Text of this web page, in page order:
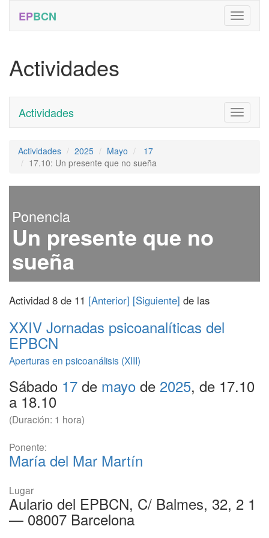
EPBCN
Actividades
Toggle
Actividades
Actividades 2025 Mayo
17
17.10: Un presente que no sueña
Ponencia
Un presente que no
sueña
Actividad 8 de 11 [Anterior] [Siguiente] de las
XXIV Jornadas psicoanalíticas del
EPBCN
Aperturas en psicoanálisis (XIII)
Sábado 17 de mayo de 2025, de 17.10
a 18.10
(Duración: 1 hora)
Ponente:
María del Mar Martín
Lugar
Aulario del EPBCN, C/ Balmes, 32, 2 1
— 08007 Barcelona